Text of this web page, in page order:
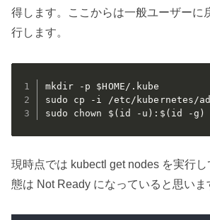
得します。ここからは一般ユーザーに
行します。
mkdir -p $HOME/.kube
sudo cp -i /etc/kubernetes/
sudo chown $(id -u):$(id -g)
現時点では kubectl get nodes を実行
態は Not Ready になっていると思いま